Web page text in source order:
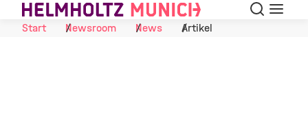
Skip to Content Suche
Start
Newsroom News Artikel